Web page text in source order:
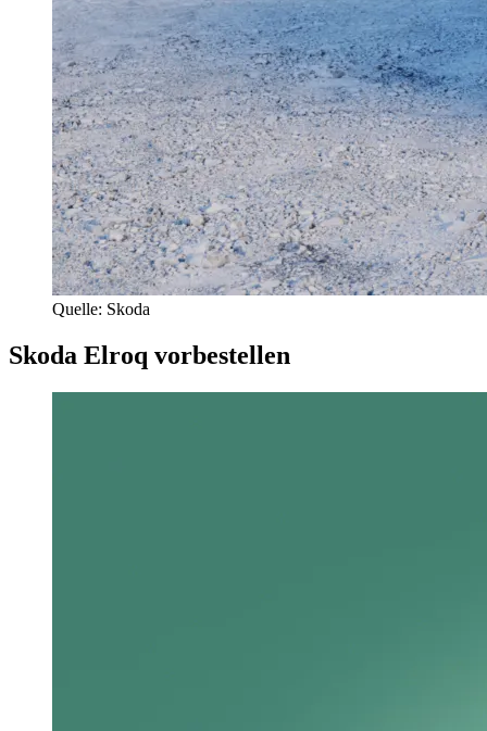
Quelle: Skoda
Skoda Elroq vorbestellen